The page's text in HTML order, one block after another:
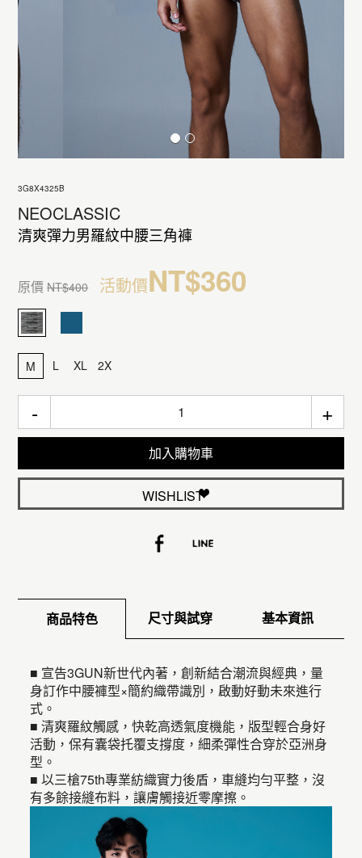
3G8X4325B
NEOCLASSIC
清爽彈力男羅紋中腰三角褲
原價NT$400 活動價NT$360
M L XL 2X
- +
加入購物車
WISHLIST
商品特色 尺寸與試穿 基本資訊
■ 宣告3GUN新世代內著，創新結合潮流與經典，量
身訂作中腰褲型×簡約織帶識別，啟動好動未來進行
式。
■ 清爽羅紋觸感，快乾高透氣度機能，版型輕合身好
活動，保有囊袋托覆支撐度，細柔彈性合穿於亞洲身
型。
■ 以三槍75th專業紡織實力後盾，車縫均勻平整，沒
有多餘接縫布料，讓膚觸接近零摩擦。